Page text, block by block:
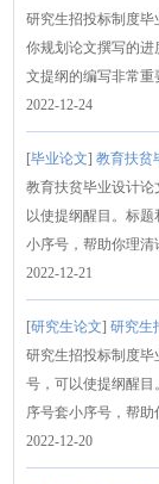
研究生招投标制度
你规划论文撰写的
文提纲的编写非常重
2022-12-24
[毕业论文]教育扶贫
教育扶贫毕业设计
以使提纲醒目。标
小序号，帮助你理清
2022-12-21
[研究生论文]研究生
研究生招投标制度
号，可以使提纲醒
序号套小序号，帮助
2022-12-20